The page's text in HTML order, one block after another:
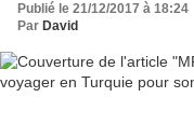
Publié le 21/12/2017 à 18:24
Par David